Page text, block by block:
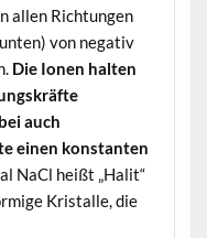
allen Richtungen
von negativ
Die Ionen halten
auch
einen konstanten
NaCl heißt „Halit“
Kristalle, die